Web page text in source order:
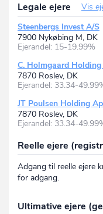
Legale ejere
Vis
Steenbergs Invest A/S
7900 Nykøbing M, DK
Ejerandel: 15-19.99%
C. Holmgaard
7870 Roslev, DK
Ejerandel: 33.34-
JT Poulsen Holding
7870 Roslev, DK
Ejerandel: 33.34-
Reelle ejere
Adgang til reelle ejere
for adgang.
Ultimative ejere